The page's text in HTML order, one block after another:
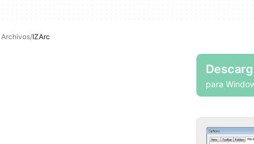
IZArc
para